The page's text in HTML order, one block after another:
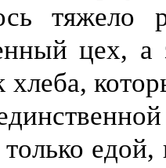
тяжело
цех,
хлеба,